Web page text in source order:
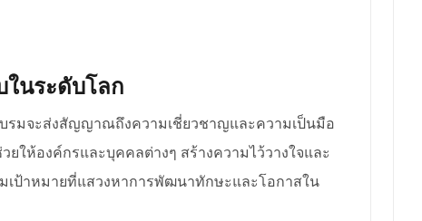
ในระดับโลก
รมจะส่งสัญญาณถึงความเชี่ยวชาญและความเป็นมือ
ยให้องค์กรและบุคคลต่างๆ สร้างความไว้วางใจและ
เป้าหมายที่แสวงหาการพัฒนาทักษะและโอกาสใน